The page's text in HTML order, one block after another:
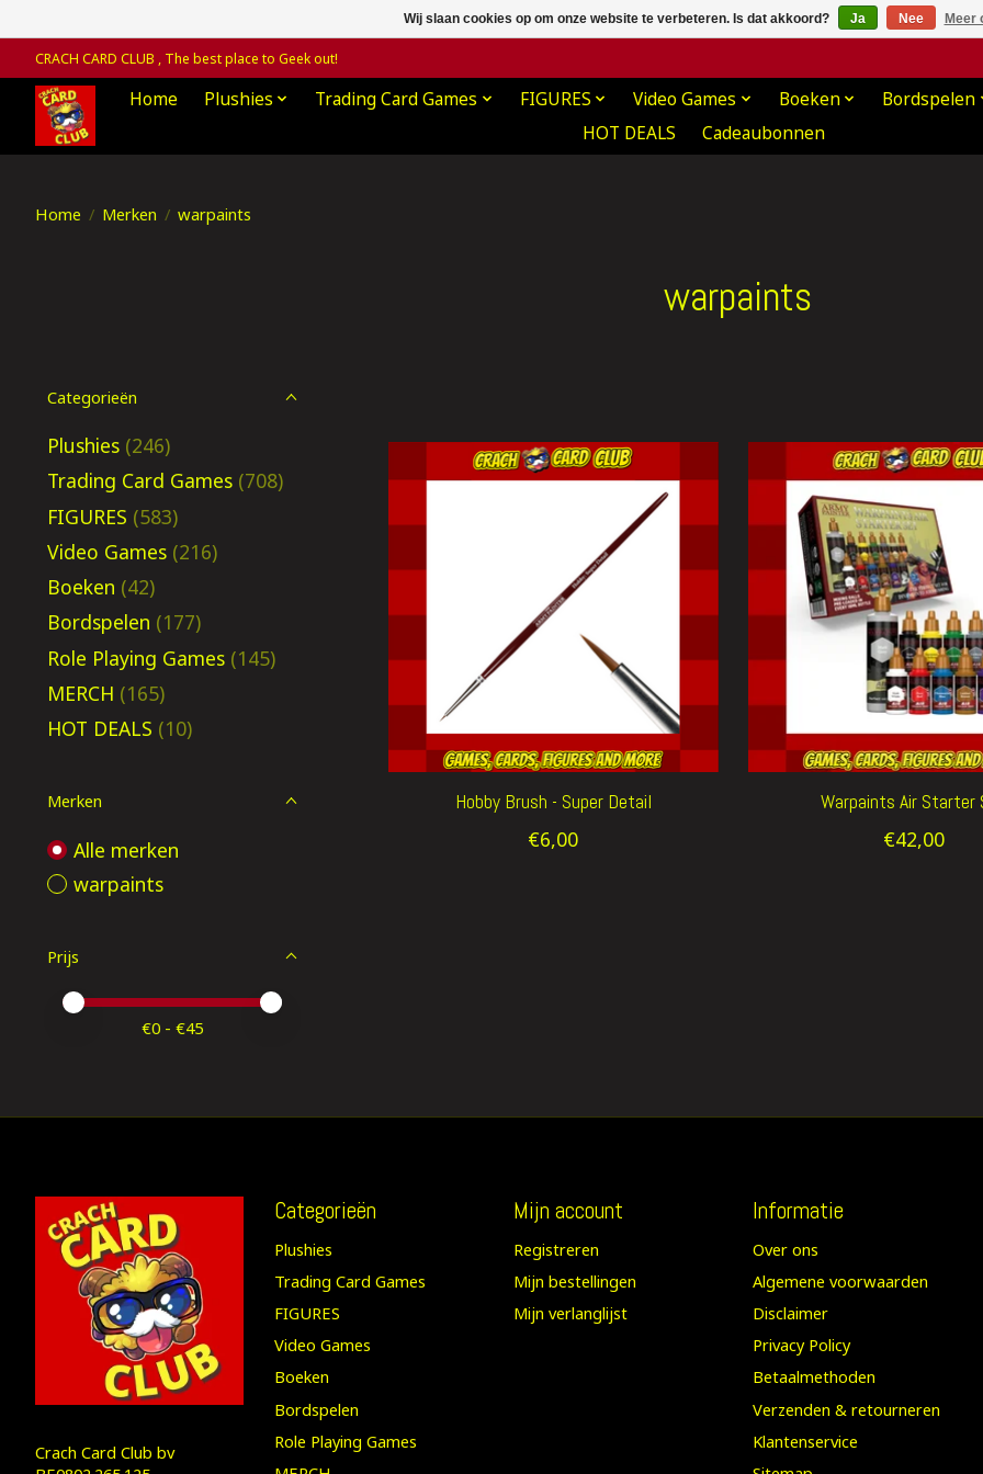
CRACH CARD CLUB , The best place to Geek out!
Home Plushies Trading Card Games FIGURES Video Games Boeken
Bordspelen
HOT DEALS
Cadeaubonnen
Home / Merken / warpaints
warpaints
Categorieën
Plushies (246)
Trading Card Games (708)
FIGURES (583)
Video Games (216)
Boeken (42)
Bordspelen (177)
Role Playing Games (145)
MERCH (165)
HOT DEALS (10)
Merken
Alle merken
warpaints
Prijs
Minimale prijswaarde
Price maximum value
€0 - €45
Hobby Brush - Super Detail
€6,00
Warpaints Air Starter
€42,00
Crach Card Club bv
Categorieën
Plushies
Trading Card Games
FIGURES
Video Games
Boeken
Bordspelen
Role Playing Games
Mijn account
Registreren
Mijn bestellingen
Mijn verlanglijst
Informatie
Over ons
Algemene voorwaarden
Disclaimer
Privacy Policy
Betaalmethoden
Verzenden & retourneren
Klantenservice
Wij slaan cookies op om onze website te verbeteren. Is dat akkoord? Ja Nee Meer